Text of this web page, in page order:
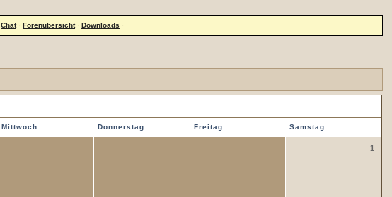
Chat· Forenübersicht· Downloads ·
Mittwoch Donnerstag Freitag Samstag
1